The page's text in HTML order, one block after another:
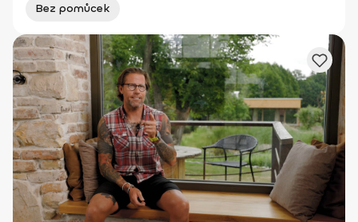
Bez pomůcek